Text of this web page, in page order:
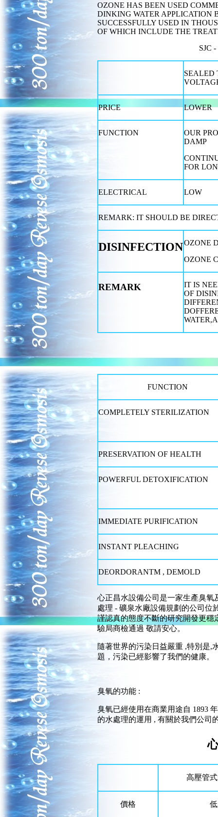
OZONE HAS BEEN USED
DINKING WATER APPLICATION
SUCCESSFULLY USED IN
OF WHICH INCLUDE THE
SJC
SEALED
PRICE LOWER
FUNCTION
OUR
DAMP
FOR
ELECTRICAL LOW
REMARK: IT SHOULD BE
DISINFECTIONOZONE
OZONE
REMARK
IT IS
OF
FUNCTION
COMPLETELY STERILIZATION
PRESERVATION OF HEALTH
POWERFUL DETOXIFICATION
IMMEDIATE PURIFICATION
INSTANT PLEACHING
DEORDORANTM , DEMOLD
心正昌水設備公司是一家生產臭氧
處理 - 礦泉水廠設備規劃的公司位
謹認真的態度不斷的研究開發更
驗局商檢通過 敬請安心。
隨著世界的污染日益嚴重 ,特別是,
題，污染已經影響了我們的健康。
臭氧的功能 :
臭氧已經使用在商業用途自 1893
的水處理的運用 , 有關於我們公司
高壓管
價格 低